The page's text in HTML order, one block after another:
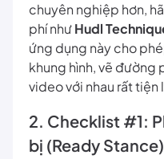
chuyên nghiệp hơn,
phí nhưHudl
ứng dụng này cho
khung hình, vẽ đường
video với nhau rất tiện
2. Checklist #1:
bị (Ready Stance)